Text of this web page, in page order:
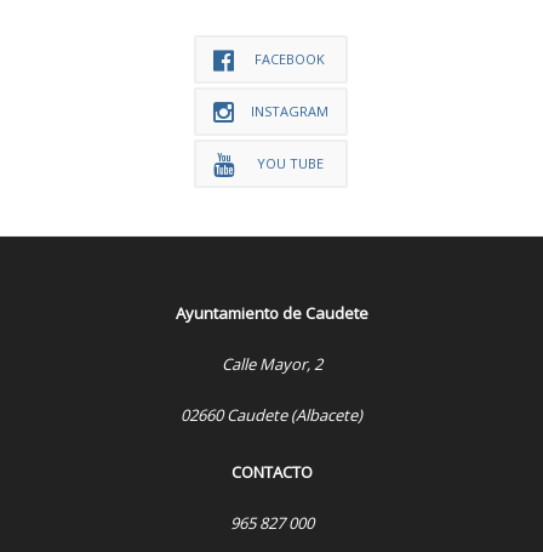
FACEBOOK
INSTAGRAM
YOU TUBE
Ayuntamiento de Caudete
Calle Mayor, 2
02660 Caudete (Albacete)
CONTACTO
965 827 000